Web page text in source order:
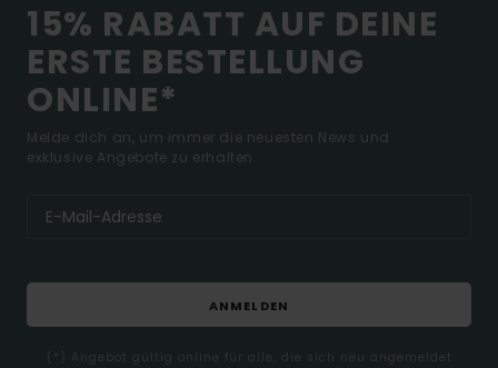
15% RABATT AUF DEINE
ERSTE BESTELLUNG
ONLINE*
Melde dich an, um immer die neuesten News und
exklusive Angebote zu erhalten.
ANMELDEN
(*) Angebot gültig online für alle, die sich neu angemeldet